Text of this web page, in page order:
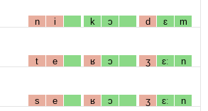
n i k ɔ d ɛ m
t e ʁ ɔ ʒ ɛː n
s e ʁ ɔ ʒ ɛː n